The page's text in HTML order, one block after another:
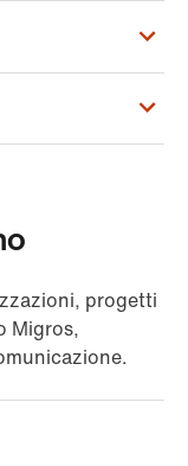
progetti
Migros,